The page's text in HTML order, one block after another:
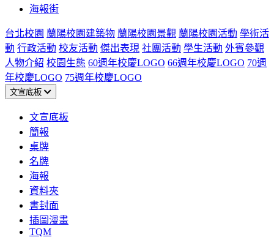
海報街
台北校園 蘭陽校園建築物 蘭陽校園景觀 蘭陽校園活動 學術活
動 行政活動 校友活動 傑出表現 社團活動 學生活動 外賓參觀
人物介紹 校園生態 60週年校慶LOGO 66週年校慶LOGO 70週
年校慶LOGO 75週年校慶LOGO
文宣底板
文宣底板
簡報
桌牌
名牌
海報
資料夾
書封面
插圖漫畫
TQM